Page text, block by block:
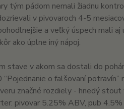
tým pádom nemali žiadnu
v pivovaroch 4-5
a veľký úspech mali aj
ako úplne iný nápoj.
stave v akom sa dostali do
o falšovaní
značné rozdiely - hnedý
pivovar 5.25% ABV, pub